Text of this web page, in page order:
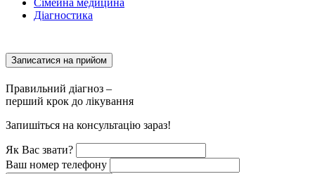
Сімейна медицина
Діагностика
Записатися на прийом
Правильний діагноз –
перший крок до лікування
Запишіться на консультацію зараз!
Як Вас звати?
Ваш номер телефону